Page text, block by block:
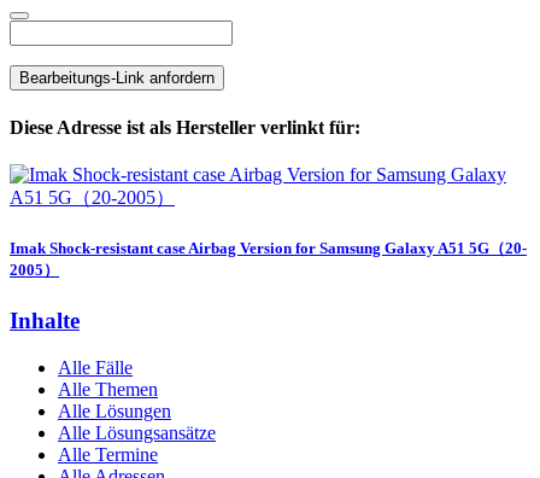
Bearbeitungs-Link anfordern
Diese Adresse ist als Hersteller verlinkt für:
Imak Shock-resistant case Airbag Version for Samsung Galaxy A51 5G（20-
2005）
Inhalte
Alle Fälle
Alle Themen
Alle Lösungen
Alle Lösungsansätze
Alle Termine